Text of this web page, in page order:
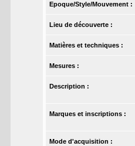
Epoque/Style/Mouvement :
Lieu de découverte :
Matières et techniques :
Mesures :
Description :
Marques et inscriptions :
Mode d'acquisition :